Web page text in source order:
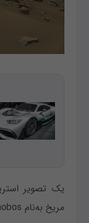
یک تصویر
مریخ به‌نام Phobos.